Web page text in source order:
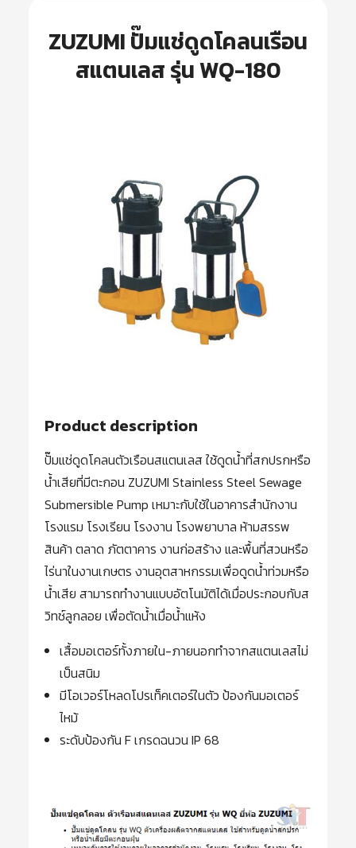
ZUZUMI ปั๊มแช่ดูดโคลนเรือน
สแตนเลส รุ่น WQ-180
Product description
ปั๊มแช่ดูดโคลนตัวเรือนสแตนเลส ใช้ดูดน้ำที่สกปรกหรือ
น้ำเสียที่มีตะกอน ZUZUMI Stainless Steel Sewage
Submersible Pump เหมาะกับใช้ในอาคารสำนักงาน
โรงแรม โรงเรียน โรงงาน โรงพยาบาล ห้ามสรรพ
สินค้า ตลาด ภัตตาคาร งานก่อสร้าง และพื้นที่สวนหรือ
ไร่นาในงานเกษตร งานอุตสาหกรรมเพื่อดูดน้ำท่วมหรือ
น้ำเสีย สามารถทำงานแบบอัตโนมัติได้เมื่อประกอบกับส
วิทช์ลูกลอย เพื่อตัดน้ำเมื่อน้ำแห้ง
เสื้อมอเตอร์ทั้งภายใน-ภายนอกทำจากสแตนเลสไม่
เป็นสนิม
มีโอเวอร์โหลดโปรเท็คเตอร์ในตัว ป้องกันมอเตอร์
ไหม้
ระดับป้องกัน F เกรดฉนวน IP 68